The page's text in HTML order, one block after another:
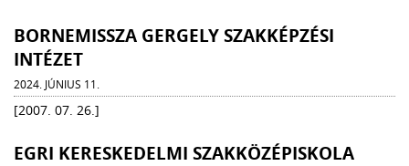
BORNEMISSZA GERGELY SZAKKÉPZÉSI
INTÉZET
2024. JÚNIUS 11.
[2007. 07. 26.]
EGRI KERESKEDELMI SZAKKÖZÉPISKOLA